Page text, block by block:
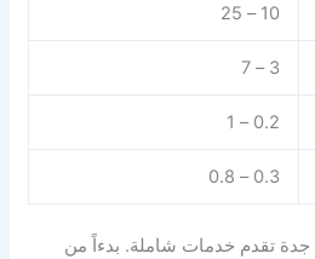
10 – 25
3 – 7
0.2 – 1
0.3 – 0.8
جدة تقدم خدمات شاملة. بدءاً من